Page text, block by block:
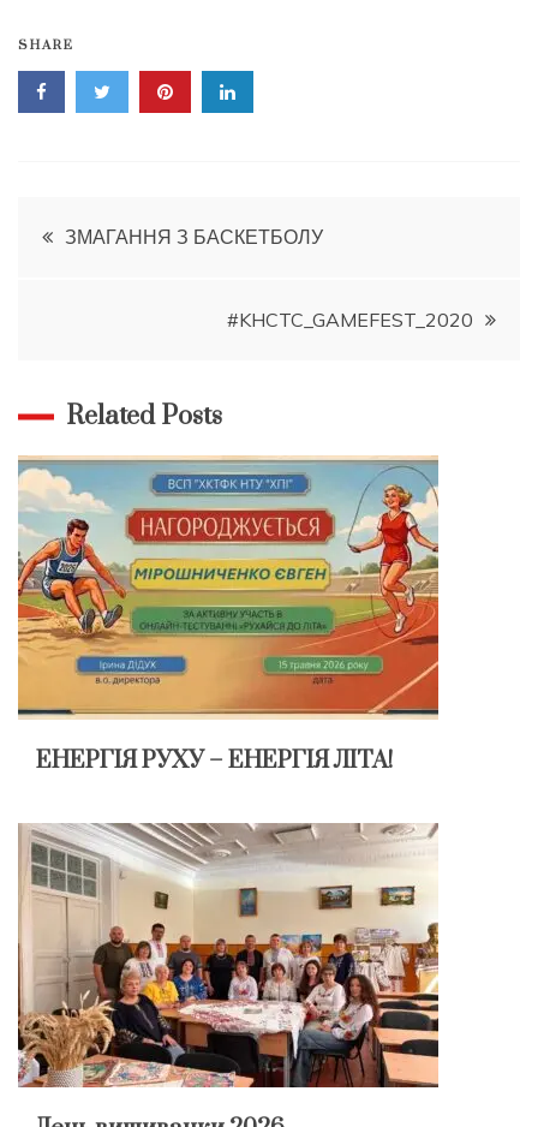
SHARE
Навігація
ЗМАГАННЯ З БАСКЕТБОЛУ
#KHCTC_GAMEFEST_2020
Related Posts
ЕНЕРГІЯ РУХУ – ЕНЕРГІЯ ЛІТА!